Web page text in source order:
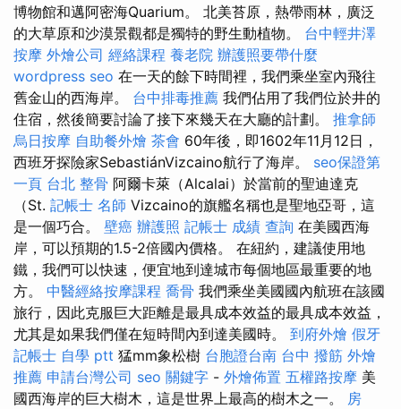
博物館和邁阿密海Quarium。 北美苔原，熱帶雨林，廣泛
的大草原和沙漠景觀都是獨特的野生動植物。 台中輕井澤
按摩 外燴公司 經絡課程 養老院 辦護照要帶什麼
wordpress seo 在一天的餘下時間裡，我們乘坐室內飛往
舊金山的西海岸。 台中排毒推薦 我們佔用了我們位於井的
住宿，然後簡要討論了接下來幾天在大廳的計劃。 推拿師
烏日按摩 自助餐外燴 茶會 60年後，即1602年11月12日，
西班牙探險家SebastiánVizcaino航行了海岸。 seo保證第
一頁 台北 整骨 阿爾卡萊（Alcalai）於當前的聖迪達克
（St. 記帳士 名師 Vizcaino的旗艦名稱也是聖地亞哥，這
是一個巧合。 壁癌 辦護照 記帳士 成績 查詢 在美國西海
岸，可以預期的1.5-2倍國內價格。 在紐約，建議使用地
鐵，我們可以快速，便宜地到達城市每個地區最重要的地
方。 中醫經絡按摩課程 喬骨 我們乘坐美國國內航班在該國
旅行，因此克服巨大距離是最具成本效益的最具成本效益，
尤其是如果我們僅在短時間內到達美國時。 到府外燴 假牙
記帳士 自學 ptt 猛mm象松樹 台胞證台南 台中 撥筋 外燴
推薦 申請台灣公司 seo 關鍵字 - 外燴佈置 五權路按摩 美
國西海岸的巨大樹木，這是世界上最高的樹木之一。 房